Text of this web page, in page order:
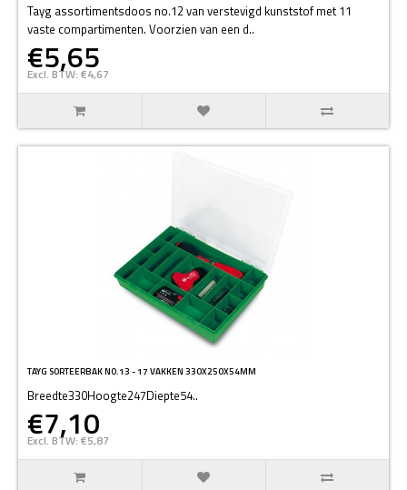
Tayg assortimentsdoos no.12 van verstevigd kunststof met 11
vaste compartimenten. Voorzien van een d..
€5,65
Excl. BTW: €4,67
TAYG SORTEERBAK NO.13 - 17 VAKKEN 330X250X54MM
Breedte330Hoogte247Diepte54..
€7,10
Excl. BTW: €5,87